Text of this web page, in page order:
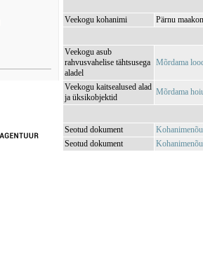
Veekogu kohanimi Pärnu
Veekogu asub
rahvusvahelise tähtsusega
aladel
Mõrdama
Veekogu kaitsealused alad
ja üksikobjektid
Mõrdama
Seotud dokument
Seotud dokument